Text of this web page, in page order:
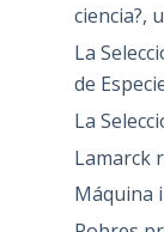
ciencia?,
La
de
La
Lamarck
Máquina